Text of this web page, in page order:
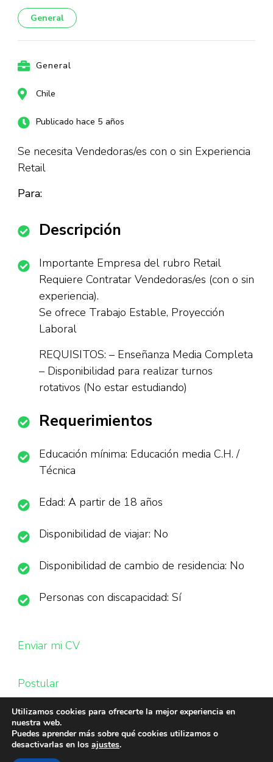
General
General
Chile
Publicado hace 5 años
Se necesita Vendedoras/es con o sin Experiencia
Retail
Para:
Descripción
Importante Empresa del rubro Retail
Requiere Contratar Vendedoras/es (con o sin
experiencia).
Se ofrece Trabajo Estable, Proyección
Laboral
REQUISITOS: – Enseñanza Media Completa
– Disponibilidad para realizar turnos
rotativos (No estar estudiando)
Requerimientos
Educación mínima: Educación media C.H. /
Técnica
Edad: A partir de 18 años
Disponibilidad de viajar: No
Disponibilidad de cambio de residencia: No
Personas con discapacidad: Sí
Enviar mi CV
Postular
Utilizamos cookies para ofrecerte la mejor experiencia en
nuestra web.
Puedes aprender más sobre qué cookies utilizamos o
desactivarlas en los ajustes.